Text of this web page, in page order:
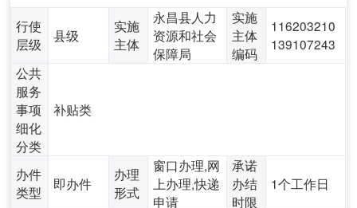
行使
层级
县级
实施
主体
永昌县人力
资源和社会
保障局
实施
主体
编码
116203210
139107243
公共
服务
事项
细化
分类
补贴类
办件
类型
即办件
办理
形式
窗口办理,网
上办理,快递
申请
承诺
办结
时限
1个工作日